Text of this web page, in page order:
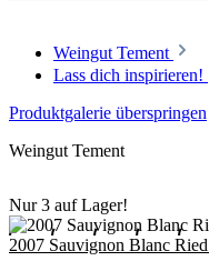
Weingut Tement
Lass dich inspirieren!
Produktgalerie überspringen
Weingut Tement
Nur 3 auf Lager!
2007 Sauvignon Blanc